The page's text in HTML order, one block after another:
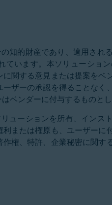
知的財産であり、適用され
ています。本ソリューショ
関する意見または提案を
ザーの承認を得ることな
ベンダーに付与するものとし
ューションを所有、イン
または権原も、ユーザー
権、特許、企業秘密に関